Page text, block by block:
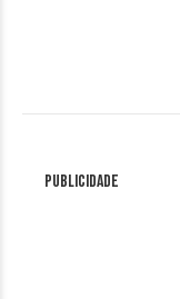
Publicidade